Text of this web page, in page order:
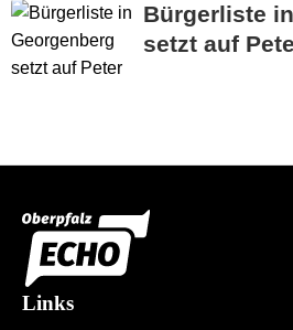
Bürgerliste
setzt auf
Links